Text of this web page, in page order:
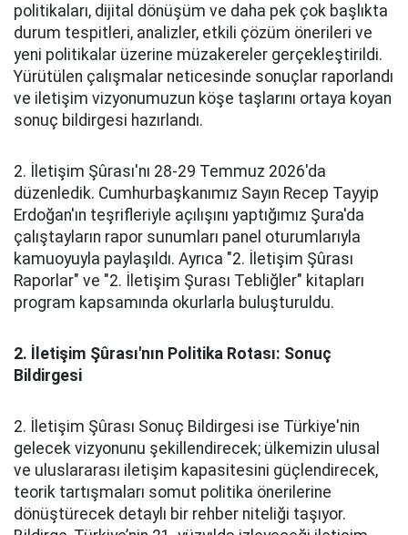
politikaları, dijital dönüşüm ve daha pek çok başlıkta
durum tespitleri, analizler, etkili çözüm önerileri ve
yeni politikalar üzerine müzakereler gerçekleştirildi.
Yürütülen çalışmalar neticesinde sonuçlar raporlandı
ve iletişim vizyonumuzun köşe taşlarını ortaya koyan
sonuç bildirgesi hazırlandı.
2. İletişim Şûrası'nı 28-29 Temmuz 2026'da
düzenledik. Cumhurbaşkanımız Sayın Recep Tayyip
Erdoğan'ın teşrifleriyle açılışını yaptığımız Şura'da
çalıştayların rapor sunumları panel oturumlarıyla
kamuoyuyla paylaşıldı. Ayrıca "2. İletişim Şûrası
Raporlar" ve "2. İletişim Şurası Tebliğler" kitapları
program kapsamında okurlarla buluşturuldu.
2. İletişim Şûrası'nın Politika Rotası: Sonuç
Bildirgesi
2. İletişim Şûrası Sonuç Bildirgesi ise Türkiye'nin
gelecek vizyonunu şekillendirecek; ülkemizin ulusal
ve uluslararası iletişim kapasitesini güçlendirecek,
teorik tartışmaları somut politika önerilerine
dönüştürecek detaylı bir rehber niteliği taşıyor.